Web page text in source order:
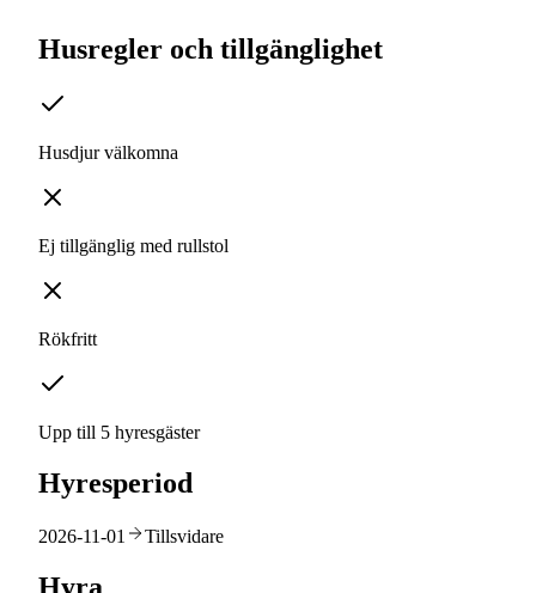
Husregler och tillgänglighet
Husdjur välkomna
Ej tillgänglig med rullstol
Rökfritt
Upp till 5 hyresgäster
Hyresperiod
2026-11-01 Tillsvidare